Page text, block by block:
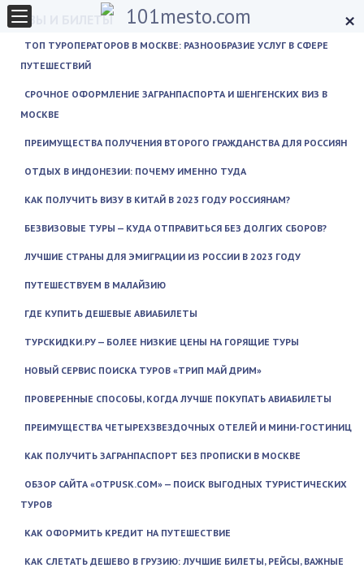
×
ВИЗЫ И БИЛЕТЫ
ТОП ТУРОПЕРАТОРОВ В МОСКВЕ: РАЗНООБРАЗИЕ УСЛУГ В СФЕРЕ
ПУТЕШЕСТВИЙ
СРОЧНОЕ ОФОРМЛЕНИЕ ЗАГРАНПАСПОРТА И ШЕНГЕНСКИХ ВИЗ В
МОСКВЕ
ПРЕИМУЩЕСТВА ПОЛУЧЕНИЯ ВТОРОГО ГРАЖДАНСТВА ДЛЯ РОССИЯН
ОТДЫХ В ИНДОНЕЗИИ: ПОЧЕМУ ИМЕННО ТУДА
КАК ПОЛУЧИТЬ ВИЗУ В КИТАЙ В 2023 ГОДУ РОССИЯНАМ?
БЕЗВИЗОВЫЕ ТУРЫ — КУДА ОТПРАВИТЬСЯ БЕЗ ДОЛГИХ СБОРОВ?
ЛУЧШИЕ СТРАНЫ ДЛЯ ЭМИГРАЦИИ ИЗ РОССИИ В 2023 ГОДУ
ПУТЕШЕСТВУЕМ В МАЛАЙЗИЮ
ГДЕ КУПИТЬ ДЕШЕВЫЕ АВИАБИЛЕТЫ
ТУРСКИДКИ.РУ — БОЛЕЕ НИЗКИЕ ЦЕНЫ НА ГОРЯЩИЕ ТУРЫ
НОВЫЙ СЕРВИС ПОИСКА ТУРОВ «ТРИП МАЙ ДРИМ»
ПРОВЕРЕННЫЕ СПОСОБЫ, КОГДА ЛУЧШЕ ПОКУПАТЬ АВИАБИЛЕТЫ
ПРЕИМУЩЕСТВА ЧЕТЫРЕХЗВЕЗДОЧНЫХ ОТЕЛЕЙ И МИНИ-ГОСТИНИЦ
КАК ПОЛУЧИТЬ ЗАГРАНПАСПОРТ БЕЗ ПРОПИСКИ В МОСКВЕ
ОБЗОР САЙТА «OTPUSK.COM» — ПОИСК ВЫГОДНЫХ ТУРИСТИЧЕСКИХ
ТУРОВ
КАК ОФОРМИТЬ КРЕДИТ НА ПУТЕШЕСТВИЕ
КАК СЛЕТАТЬ ДЕШЕВО В ГРУЗИЮ: ЛУЧШИЕ БИЛЕТЫ, РЕЙСЫ, ВАЖНЫЕ